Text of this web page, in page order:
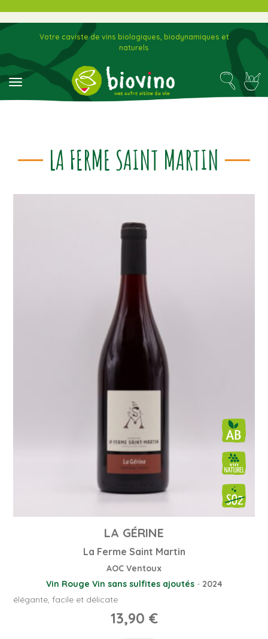
toggle navigation
Votre caviste de vins biologiques, biodynamiques et
naturels
LA FERME SAINT MARTIN
LA GÉRINE
La Ferme Saint Martin
AOC Ventoux
Vin Rouge Vin sans sulfites ajoutés- 2024
élégante, facile et délicate
13,90 €